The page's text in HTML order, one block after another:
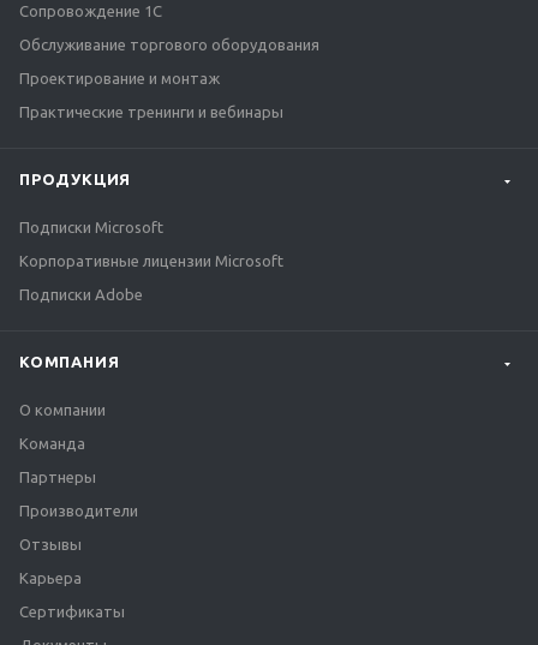
Сопровождение 1С
Обслуживание торгового оборудования
Проектирование и монтаж
Практические тренинги и вебинары
ПРОДУКЦИЯ
Подписки Microsoft
Корпоративные лицензии Microsoft
Подписки Adobe
КОМПАНИЯ
О компании
Команда
Партнеры
Производители
Отзывы
Карьера
Сертификаты